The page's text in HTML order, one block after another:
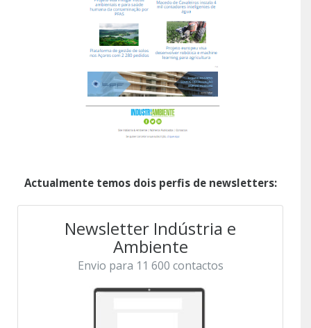
Actualmente temos dois perfis de newsletters:
Newsletter Indústria e
Ambiente
Envio para 11 600 contactos